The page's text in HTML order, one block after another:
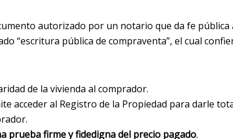
autorizado por un notario que da fe pública
“escritura pública de compraventa”, el cual
de la vivienda al comprador.
acceder al Registro de la Propiedad para darle
prueba firme y fidedigna del precio pagado.